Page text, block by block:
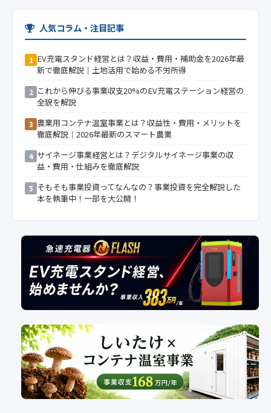
人気コラム・注目記事
1 EV充電スタンド経営とは？収益・費用・補助金を2026年最
新で徹底解説｜土地活用で始める不労所得
2 これから伸びる事業収支20%のEV充電ステーション経営の
全貌を解説
3 農業用コンテナ温室事業とは？収益性・費用・メリットを
徹底解説｜2026年最新のスマート農業
4 サイネージ事業経営とは？デジタルサイネージ事業の収
益・費用・仕組みを徹底解説
5 そもそも事業投資ってなんなの？事業投資を完全解説した
本を執筆中！一部を大公開！